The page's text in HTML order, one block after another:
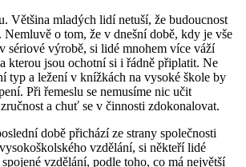
Většina mladých lidí netuší, že budoucnost
Nemluvě o tom, že v dnešní době, kdy je vše
sériové výrobě, si lidé mnohem více váží
kterou jsou ochotní si i řádně připlatit. Ne
typ a ležení v knížkách na vysoké škole by
Při řemeslu se nemusíme nic učit
a chuť se v činnosti zdokonalovat.
době přichází ze strany společnosti
vzdělání, si někteří lidé
vzdělání, podle toho, co má největší